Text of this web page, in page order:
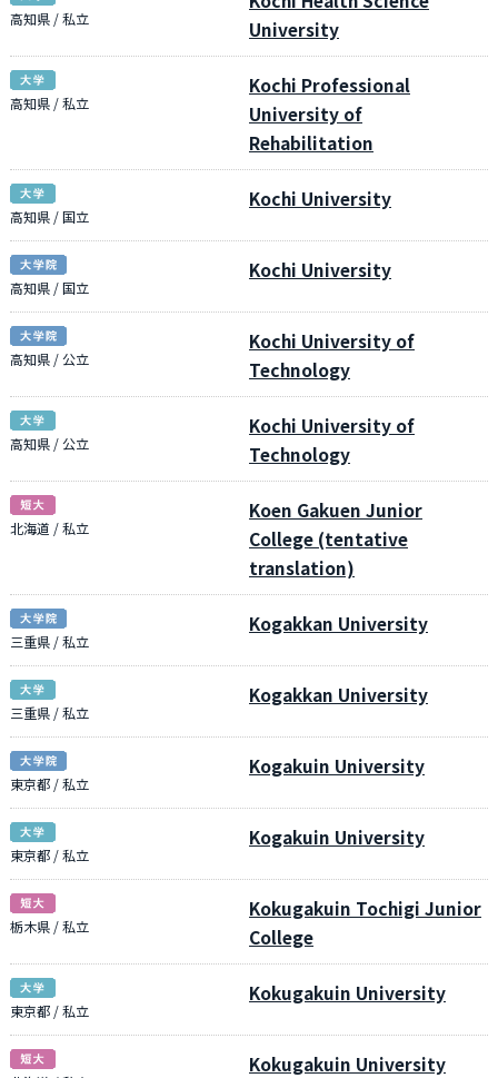
高知県 / 私立
University
高知県 / 私立
Kochi Professional
University of
Rehabilitation
高知県 / 国立
Kochi University
高知県 / 国立
Kochi University
高知県 / 公立
Kochi University of
Technology
高知県 / 公立
Kochi University of
Technology
北海道 / 私立
Koen Gakuen Junior
College (tentative
translation)
三重県 / 私立
Kogakkan University
三重県 / 私立
Kogakkan University
東京都 / 私立
Kogakuin University
東京都 / 私立
Kogakuin University
栃木県 / 私立
Kokugakuin Tochigi Junior
College
東京都 / 私立
Kokugakuin University
Kokugakuin University